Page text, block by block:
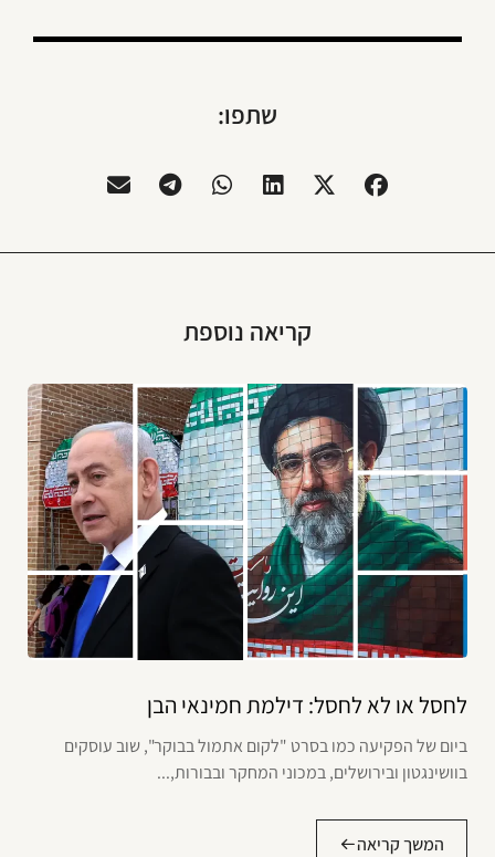
שתפו:
קריאה נוספת
לחסל או לא לחסל: דילמת חמינאי הבן
ביום של הפקיעה כמו בסרט "לקום אתמול בבוקר", שוב עוסקים
בוושינגטון ובירושלים, במכוני המחקר ובבורות,...
המשך קריאה